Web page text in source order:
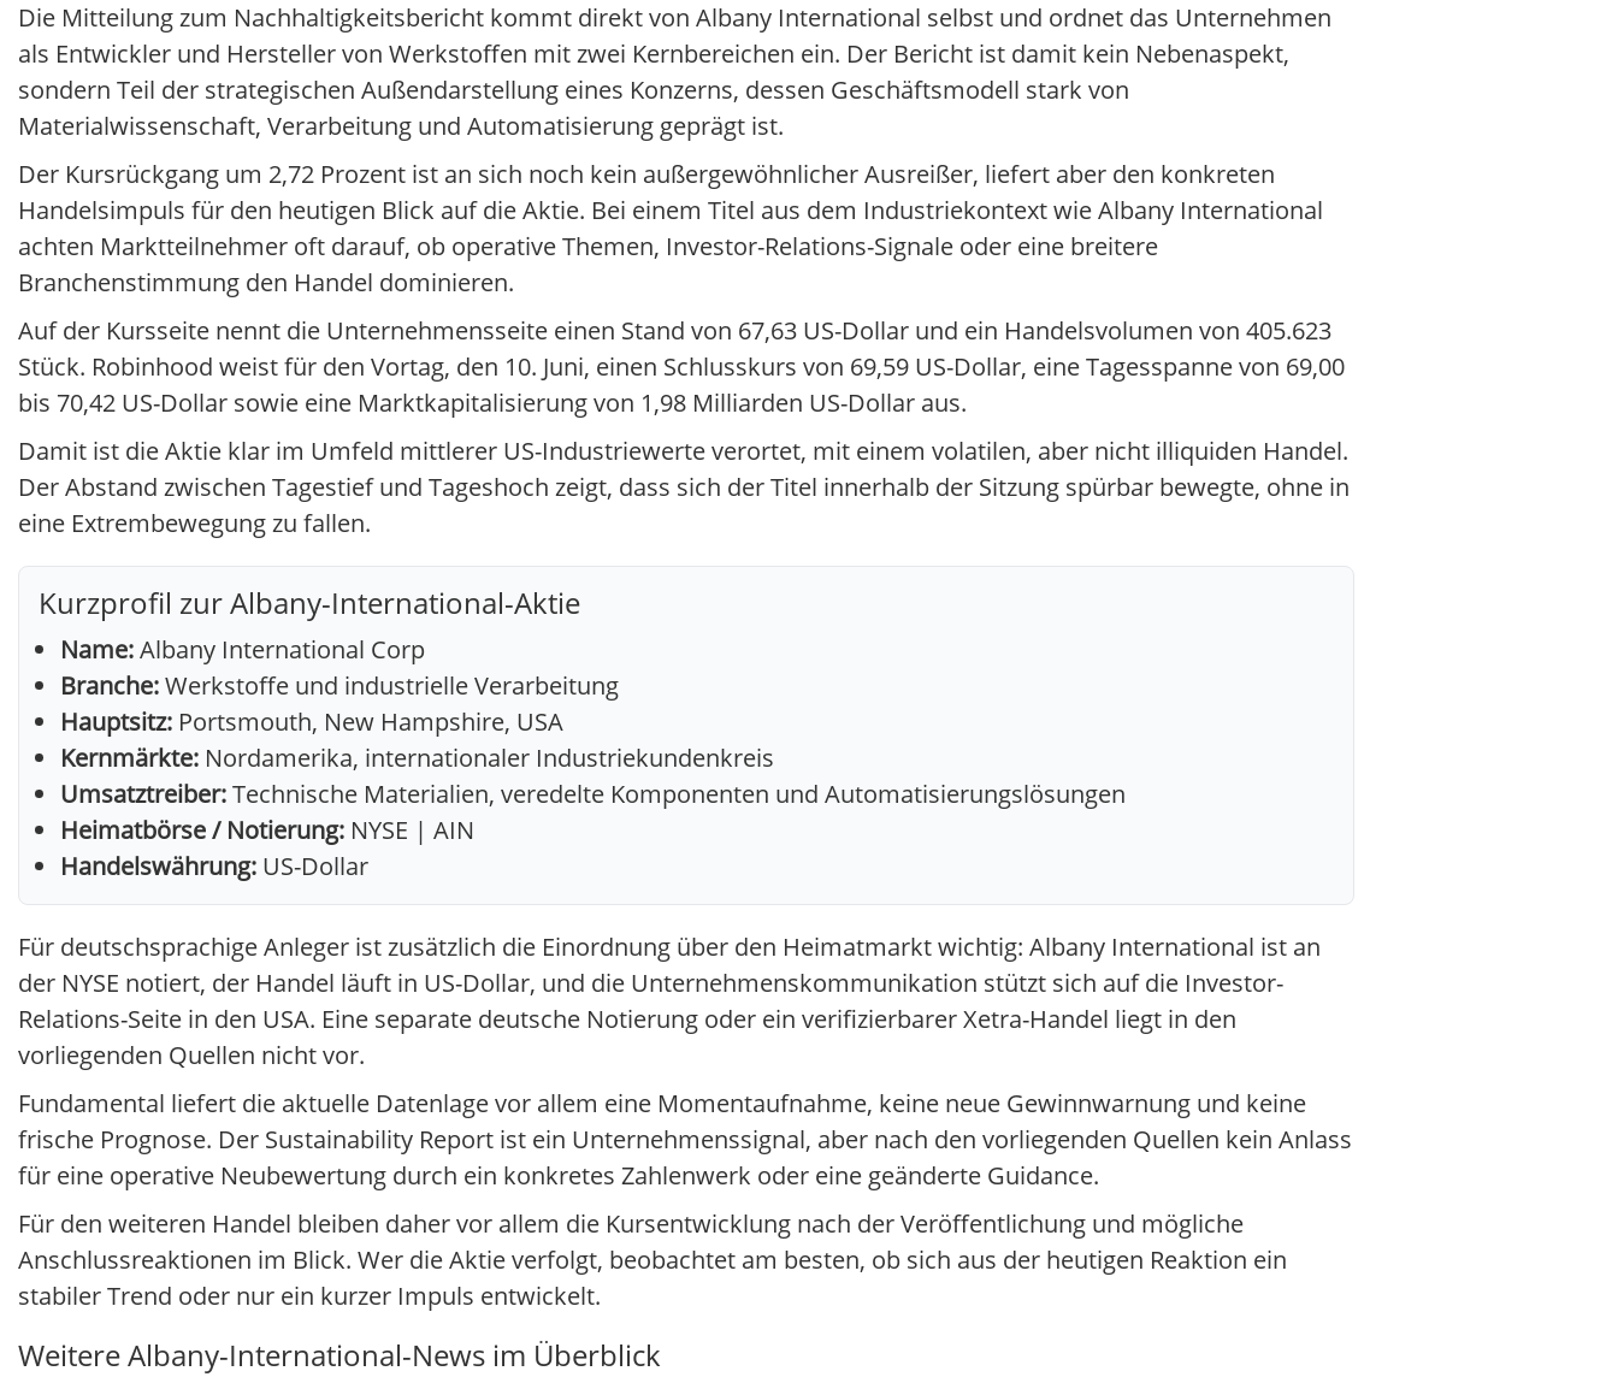
Die Mitteilung zum Nachhaltigkeitsbericht kommt direkt von Albany International selbst und ordnet das Unternehmen
als Entwickler und Hersteller von Werkstoffen mit zwei Kernbereichen ein. Der Bericht ist damit kein Nebenaspekt,
sondern Teil der strategischen Außendarstellung eines Konzerns, dessen Geschäftsmodell stark von
Materialwissenschaft, Verarbeitung und Automatisierung geprägt ist.
Der Kursrückgang um 2,72 Prozent ist an sich noch kein außergewöhnlicher Ausreißer, liefert aber den konkreten
Handelsimpuls für den heutigen Blick auf die Aktie. Bei einem Titel aus dem Industriekontext wie Albany International
achten Marktteilnehmer oft darauf, ob operative Themen, Investor-Relations-Signale oder eine breitere
Branchenstimmung den Handel dominieren.
Auf der Kursseite nennt die Unternehmensseite einen Stand von 67,63 US-Dollar und ein Handelsvolumen von 405.623
Stück. Robinhood weist für den Vortag, den 10. Juni, einen Schlusskurs von 69,59 US-Dollar, eine Tagesspanne von 69,00
bis 70,42 US-Dollar sowie eine Marktkapitalisierung von 1,98 Milliarden US-Dollar aus.
Damit ist die Aktie klar im Umfeld mittlerer US-Industriewerte verortet, mit einem volatilen, aber nicht illiquiden Handel.
Der Abstand zwischen Tagestief und Tageshoch zeigt, dass sich der Titel innerhalb der Sitzung spürbar bewegte, ohne in
eine Extrembewegung zu fallen.
Kurzprofil zur Albany-International-Aktie
Name:Albany International Corp
Branche:Werkstoffe und industrielle Verarbeitung
Hauptsitz: Portsmouth, New Hampshire, USA
Kernmärkte: Nordamerika, internationaler Industriekundenkreis
Umsatztreiber:Technische Materialien, veredelte Komponenten und Automatisierungslösungen
Heimatbörse / Notierung: NYSE | AIN
Handelswährung: US-Dollar
Für deutschsprachige Anleger ist zusätzlich die Einordnung über den Heimatmarkt wichtig: Albany International ist an
der NYSE notiert, der Handel läuft in US-Dollar, und die Unternehmenskommunikation stützt sich auf die Investor-
Relations-Seite in den USA. Eine separate deutsche Notierung oder ein verifizierbarer Xetra-Handel liegt in den
vorliegenden Quellen nicht vor.
Fundamental liefert die aktuelle Datenlage vor allem eine Momentaufnahme, keine neue Gewinnwarnung und keine
frische Prognose. Der Sustainability Report ist ein Unternehmenssignal, aber nach den vorliegenden Quellen kein Anlass
für eine operative Neubewertung durch ein konkretes Zahlenwerk oder eine geänderte Guidance.
Für den weiteren Handel bleiben daher vor allem die Kursentwicklung nach der Veröffentlichung und mögliche
Anschlussreaktionen im Blick. Wer die Aktie verfolgt, beobachtet am besten, ob sich aus der heutigen Reaktion ein
stabiler Trend oder nur ein kurzer Impuls entwickelt.
Weitere Albany-International-News im Überblick